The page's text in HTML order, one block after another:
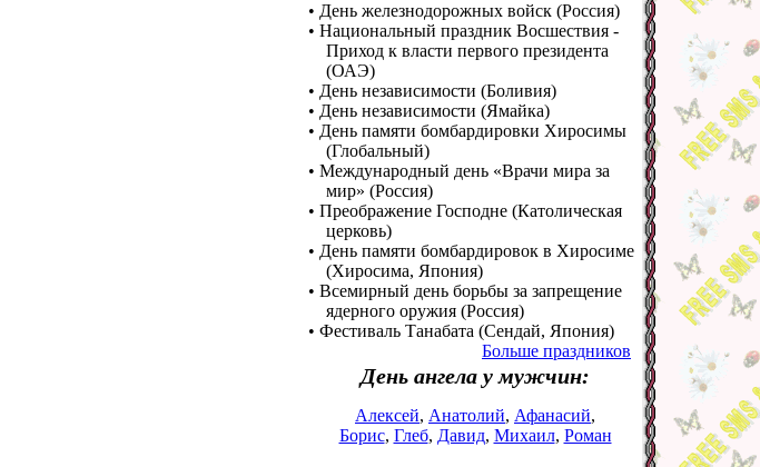
• День железнодорожных войск (Россия)
• Национальный праздник Восшествия -
Приход к власти первого президента
(ОАЭ)
• День независимости (Боливия)
• День независимости (Ямайка)
• День памяти бомбардировки Хиросимы
(Глобальный)
• Международный день «Врачи мира за
мир» (Россия)
• Преображение Господне (Католическая
церковь)
• День памяти бомбардировок в Хиросиме
(Хиросима, Япония)
• Всемирный день борьбы за запрещение
ядерного оружия (Россия)
• Фестиваль Танабата (Сендай, Япония)
Больше праздников
День ангела у мужчин:
Алексей, Анатолий, Афанасий,
Борис, Глеб, Давид, Михаил, Роман